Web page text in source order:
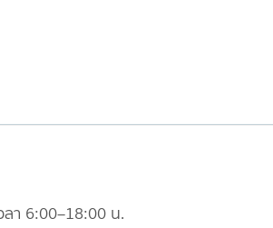
ลา 6:00–18:00 น.